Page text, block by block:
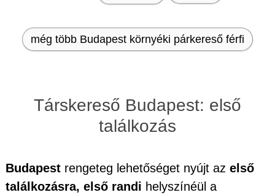
még több Budapest környéki párkereső férfi
Társkereső Budapest: első
találkozás
Budapest rengeteg lehetőséget nyújt az első
találkozásra, első randi helyszínéül a